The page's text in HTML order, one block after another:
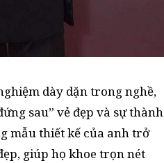
dày dặn trong nghề,
sau” vẻ đẹp và sự thành
mẫu thiết kế của anh trở
giúp họ khoe trọn nét